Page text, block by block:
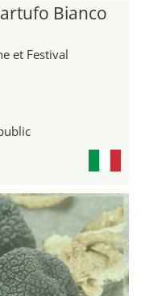
Bianco
et Festival